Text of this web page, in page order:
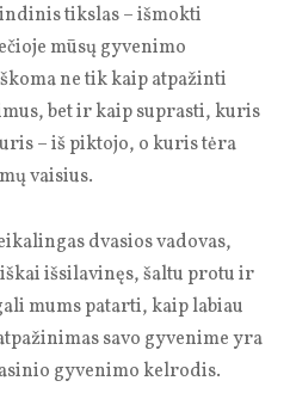
tikslas – išmokti
mūsų gyvenimo
ne tik kaip atpažinti
bet ir kaip suprasti, kuris
– iš piktojo, o kuris tėra
vaisius.
dvasios vadovas,
išsilavinęs, šaltu protu ir
mums patarti, kaip labiau
savo gyvenime yra
gyvenimo kelrodis.